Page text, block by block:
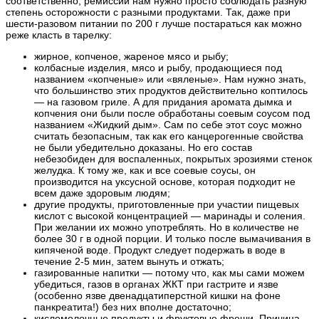
степень осторожности с разными продуктами. Так, даже при
шести-разовом питании по 200 г лучше постараться как можно
реже класть в тарелку:
жирное, копченое, жареное мясо и рыбу;
колбасные изделия, мясо и рыбу, продающиеся под
названием «копченые» или «вяленые». Нам нужно знать,
что большинство этих продуктов действительно коптилось
— на газовом гриле. А для придания аромата дымка и
копчения они были после обработаны соевым соусом под
названием «Жидкий дым». Сам по себе этот соус можно
считать безопасным, так как его канцерогенные свойства
не были убедительно доказаны. Но его состав
небезобиден для воспаленных, покрытых эрозиями стенок
желудка. К тому же, как и все соевые соусы, он
производится на уксусной основе, которая подходит не
всем даже здоровым людям;
другие продукты, приготовленные при участии пищевых
кислот с высокой концентрацией — маринады и соления.
При желании их можно употреблять. Но в количестве не
более 30 г в одной порции. И только после вымачивания в
кипяченой воде. Продукт следует подержать в воде в
течение 2-5 мин, затем вынуть и отжать;
газированные напитки — потому что, как мы сами можем
убедиться, газов в органах ЖКТ при гастрите и язве
(особенно язве двенадцатиперстной кишки на фоне
панкреатита!) без них вполне достаточно;